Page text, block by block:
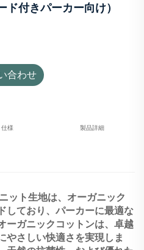
付きパーカー向け）
合わせ
仕様 製品詳細
ット生地は、オーガニック
しており、パーカーに最適な
ーガニックコットンは、卓越
やさしい快適さを実現しま